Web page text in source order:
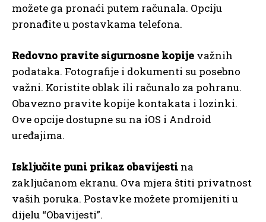
možete ga pronaći putem računala. Opciju
pronađite u postavkama telefona.
Redovno pravite sigurnosne kopije važnih
podataka. Fotografije i dokumenti su posebno
važni. Koristite oblak ili računalo za pohranu.
Obavezno pravite kopije kontakata i lozinki.
Ove opcije dostupne su na iOS i Android
uređajima.
Isključite puni prikaz obavijesti na
zaključanom ekranu. Ova mjera štiti privatnost
vaših poruka. Postavke možete promijeniti u
dijelu “Obavijesti”.